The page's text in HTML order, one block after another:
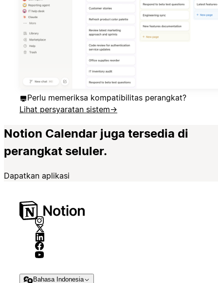
Perlu memeriksa kompatibilitas perangkat?
Lihat persyaratan sistem→
Notion Calendar juga tersedia di
perangkat seluler.
Dapatkan aplikasi
Bahasa Indonesia